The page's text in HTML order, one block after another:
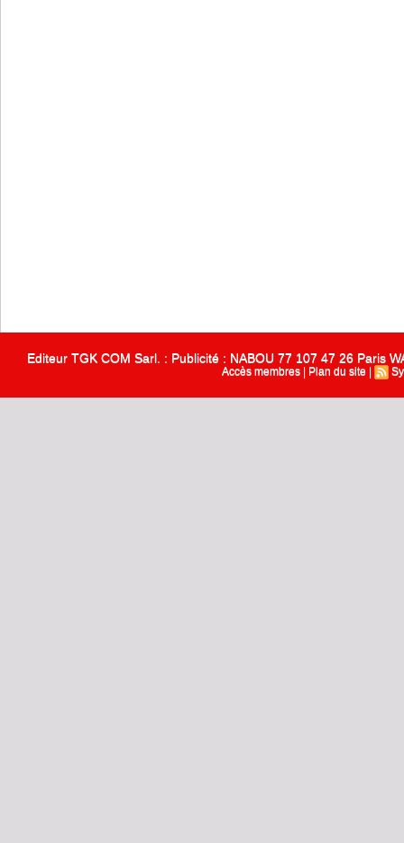
Editeur TGK COM Sarl. : Publicité : NABOU 77 107 47 26 Paris
Accès membres Plan du site